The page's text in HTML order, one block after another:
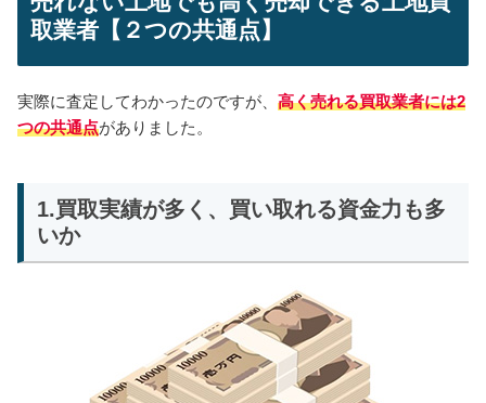
取業者【２つの共通点】
実際に査定してわかったのですが、 高く売れる買取業者には2
つの共通点がありました。
1.買取実績が多く、買い取れる資金力も多
いか